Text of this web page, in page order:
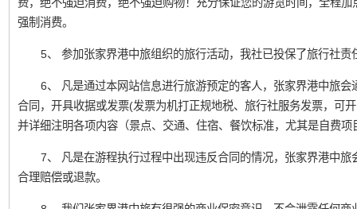
强制消费。
5、 参加张家界港中旅组织的旅行活动，我社已投保了旅行社责
6、 凡是通过本网站信息进行旅游预定的客人，张家界港中旅
合同，开具收据或发票(发票为机打正规地税、旅行社服务发票，可
并详细注明各项内容（景点、交通、住宿、餐饮标准，尤其是自费
7、 凡是在游程执行过程中出现违反合同的情况，张家界港中
合理赔偿或退款。